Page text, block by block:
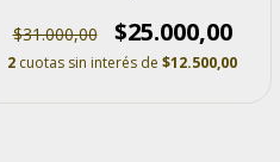
$31.000,00 $25.000,00
2 cuotas sin interés de $12.500,00